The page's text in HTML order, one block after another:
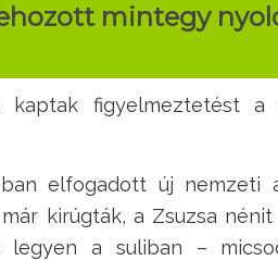
mintegy
kaptak figyelmeztetést a
elfogadott új nemzeti
kirúgták, a Zsuzsa
a suliban –